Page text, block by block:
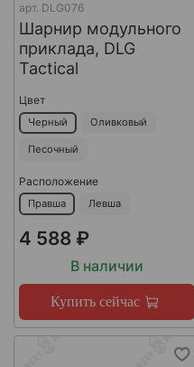
арт. DLG076
Шарнир модульного
приклада, DLG
Tactical
Цвет
Черный Оливковый
Песочный
Расположение
Правша Левша
4 588 ₽
В наличии
Купить сейчас